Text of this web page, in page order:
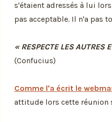
s'étaient adressés à lui
pas acceptable. Il n'a pas
« RESPECTE LES AUTRES
(Confucius)
Comme l'a écrit le
attitude lors cette réunion